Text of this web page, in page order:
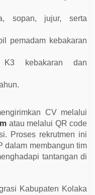
sopan, jujur, serta
pemadam kebakaran
K3 kebakaran dan
CV melalui
atau melalui QR code
Proses rekrutmen ini
dalam membangun tim
tantangan di
Kabupaten Kolaka